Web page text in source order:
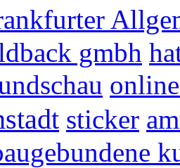
gmbh
sticker